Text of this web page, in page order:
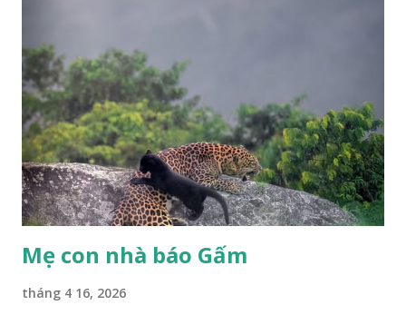
Mẹ con nhà báo Gấm
tháng 4 16, 2026